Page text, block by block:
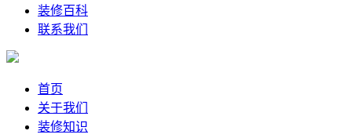
装修百科
联系我们
首页
关于我们
装修知识